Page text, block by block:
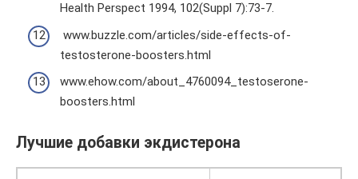
Health Perspect 1994, 102(Suppl 7):73-7.
www.buzzle.com/articles/side-effects-of-
testosterone-boosters.html
www.ehow.com/about_4760094_testoserone-
boosters.html
Лучшие добавки экдистерона